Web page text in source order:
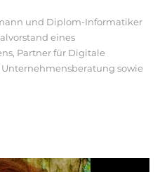
und Diplom-Informatiker
eines
Partner für Digitale
sowie